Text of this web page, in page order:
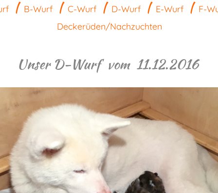
| B-Wurf | C-Wurf | D-Wurf | E-Wurf | F-
Deckerüden/Nachzuchten
Unser D-Wurf vom 11.12.2016